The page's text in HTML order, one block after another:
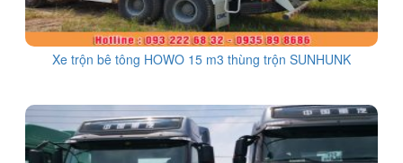
Xe trộn bê tông HOWO 15 m3 thùng trộn SUNHUNK